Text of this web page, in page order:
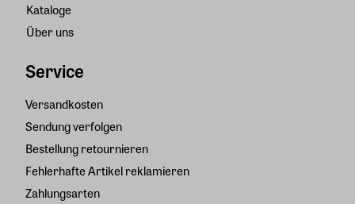
Kataloge
Über uns
Service
Versandkosten
Sendung verfolgen
Bestellung retournieren
Fehlerhafte Artikel reklamieren
Zahlungsarten